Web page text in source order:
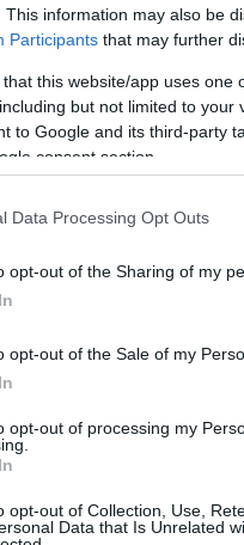
This information may also be
Participants that may further
that this website/app uses
but not limited to
to Google and its third-party
consent section.
Data Processing Opt Outs
opt-out of the Sharing of my
opt-out of the Sale of my
opt-out of processing my
opt-out of Collection, Use,
Data that Is Unrelated
ριζών, οι οποίες
γήρανση ή
τη Β καροτίνη
και -σε μικρότερο
βιταμίνη C. Η β-
της υποβάθμισης
UVB, ενώ
ότι η απλή
δεν αρκεί για να
απαραίτητα
μας σε βιταμίνη
την παραγωγή
μια βιταμίνη που